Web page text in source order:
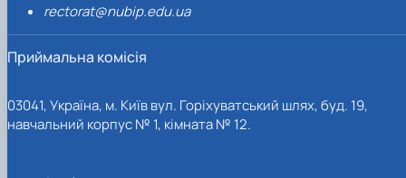
rectorat@nubip.edu.ua
Приймальна комісія
03041, Україна, м. Київ вул. Горіхуватський шлях, буд. 19,
навчальний корпус № 1, кімната № 12.